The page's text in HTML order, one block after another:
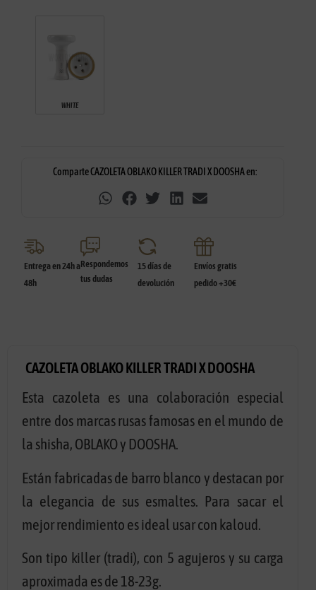
WHITE
Entrega en 24h a
48h
Respondemos
tus dudas
15 días de
devolución
Envíos gratis
pedido +30€
Comparte CAZOLETA OBLAKO KILLER TRADI X DOOSHA en:
CAZOLETA OBLAKO KILLER TRADI X DOOSHA
Esta cazoleta es una colaboración especial
entre dos marcas rusas famosas en el mundo de
la shisha, OBLAKO y DOOSHA.
Están fabricadas de barro blanco y destacan por
la elegancia de sus esmaltes. Para sacar el
mejor rendimiento es ideal usar con kaloud.
Son tipo killer (tradi), con 5 agujeros y su carga
aproximada es de 18-23g.